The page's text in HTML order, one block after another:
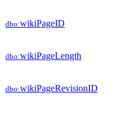
dbo:wikiPageID
dbo:wikiPageLength
dbo:wikiPageRevisionID